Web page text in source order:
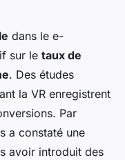
dans le e-
sur le taux de
. Des études
la VR enregistrent
Par
a constaté une
avoir introduit des